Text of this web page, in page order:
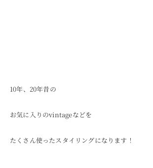
10年、20年昔の
お気に入りのvintageなどを
たくさん使ったスタイリングになります！